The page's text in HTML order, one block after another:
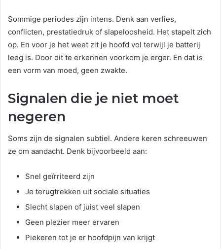
Sommige periodes zijn intens. Denk aan verlies,
conflicten, prestatiedruk of slapeloosheid. Het stapelt zich
op. En voor je het weet zit je hoofd vol terwijl je batterij
leeg is. Door dit te erkennen voorkom je erger. En dat is
een vorm van moed, geen zwakte.
Signalen die je niet moet
negeren
Soms zijn de signalen subtiel. Andere keren schreeuwen
ze om aandacht. Denk bijvoorbeeld aan:
Snel geïrriteerd zijn
Je terugtrekken uit sociale situaties
Slecht slapen of juist veel slapen
Geen plezier meer ervaren
Piekeren tot je er hoofdpijn van krijgt